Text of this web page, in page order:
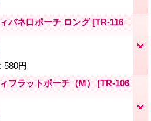
バネ口ポーチ ロング[TR-116
: 580円
フラットポーチ（M） [TR-106